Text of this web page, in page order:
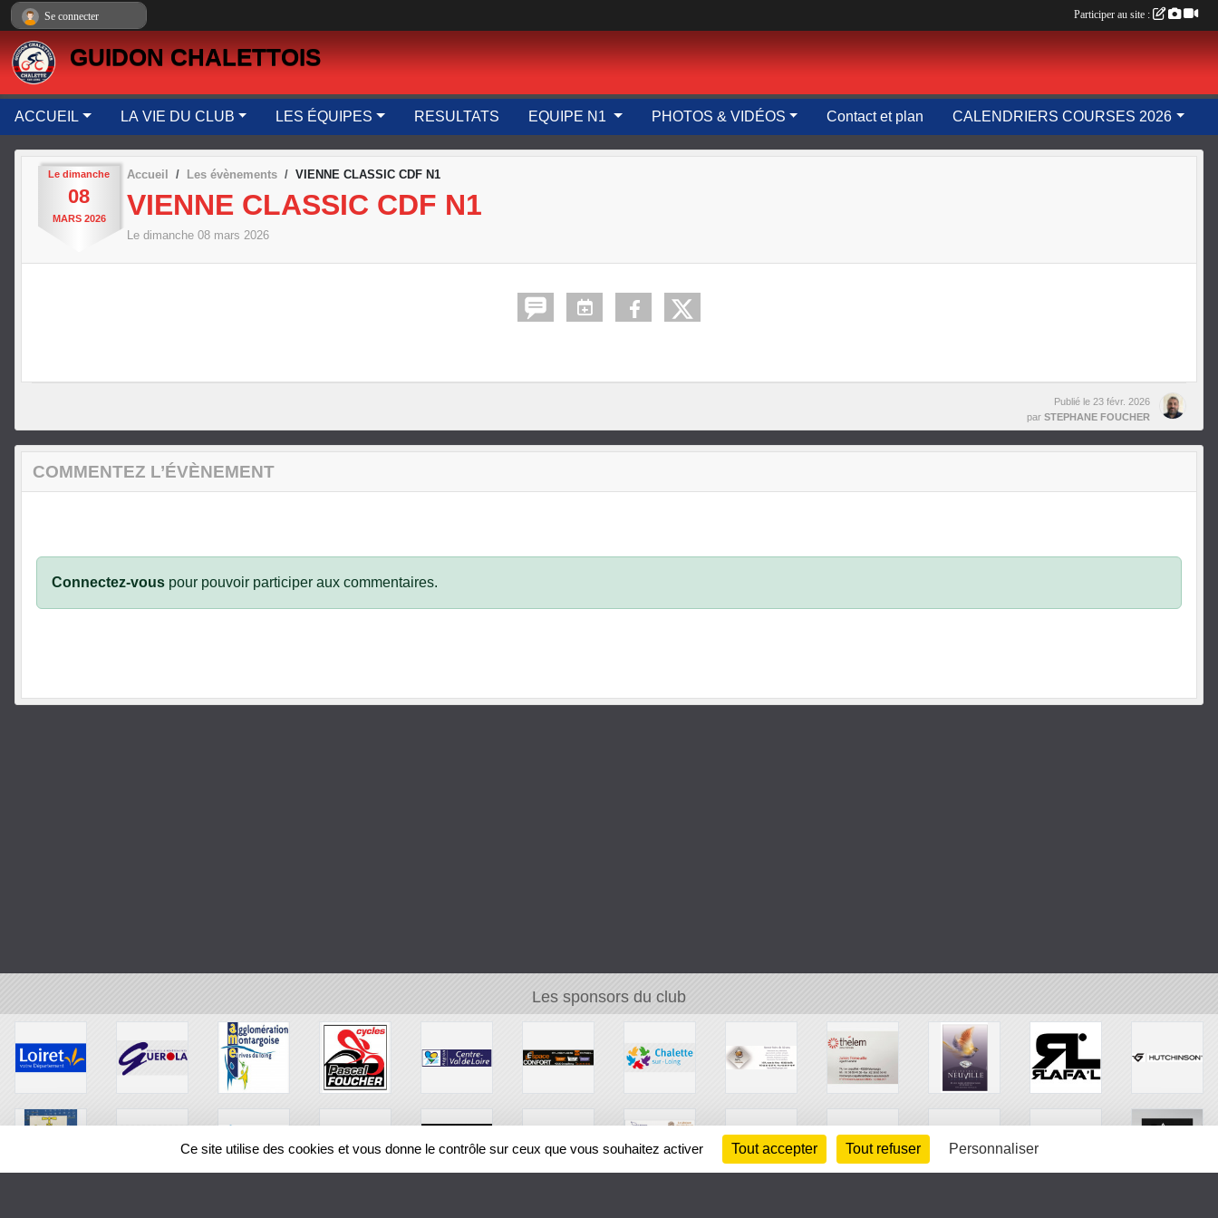
GUIDON CHALETTOIS
ACCUEIL LA VIE DU CLUB LES ÉQUIPES RESULTATS EQUIPE N1 PHOTOS & VIDÉOS Contact et plan CALENDRIERS COURSES 2026
Le dimanche
08
MARS 2026
Accueil Les évènements VIENNE CLASSIC CDF N1
VIENNE CLASSIC CDF N1
Le dimanche 08 mars 2026
Publié le 23 févr. 2026
par STEPHANE FOUCHER
COMMENTEZ L’ÉVÈNEMENT
Connectez-vous pour pouvoir participer aux commentaires.
Les sponsors du club
Se connecter Participer au site :
Panneau de gestion des cookies
Ce site utilise des cookies et vous donne le contrôle sur ceux que vous souhaitez activer Tout accepter Tout refuser Personnaliser